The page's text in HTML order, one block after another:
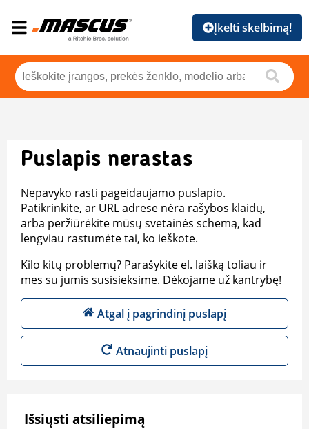
Įkelti skelbimą!
Puslapis nerastas
Nepavyko rasti pageidaujamo puslapio.
Patikrinkite, ar URL adrese nėra rašybos klaidų,
arba peržiūrėkite mūsų svetainės schemą, kad
lengviau rastumėte tai, ko ieškote.
Kilo kitų problemų? Parašykite el. laišką toliau ir
mes su jumis susisieksime. Dėkojame už kantrybę!
Atgal į pagrindinį puslapį
Atnaujinti puslapį
Išsiųsti atsiliepimą